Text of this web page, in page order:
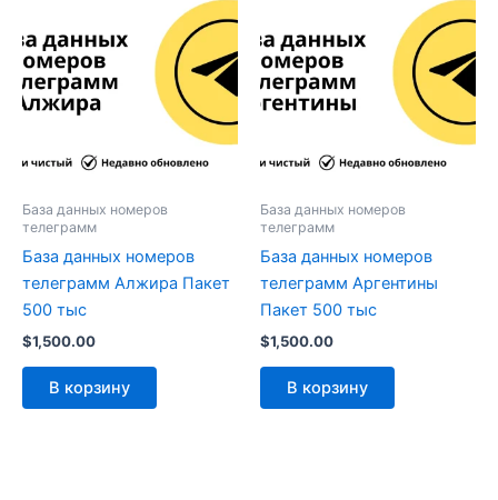
База данных номеров
телеграмм
База данных номеров
телеграмм Алжира Пакет
500 тыс
$1,500.00
В корзину
База данных номеров
телеграмм
База данных номеров
телеграмм Аргентины
Пакет 500 тыс
$1,500.00
В корзину